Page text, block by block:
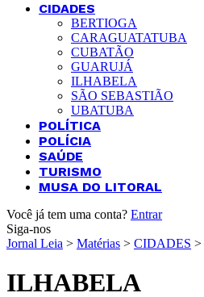
CIDADES
BERTIOGA
CARAGUATATUBA
CUBATÃO
GUARUJÁ
ILHABELA
SÃO SEBASTIÃO
UBATUBA
POLÍTICA
POLÍCIA
SAÚDE
TURISMO
MUSA DO LITORAL
Você já tem uma conta? Entrar
Siga-nos
Jornal Leia > Matérias > CIDADES >
ILHABELA